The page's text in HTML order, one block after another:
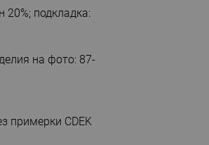
20%; подкладка:
на фото: 87-
примерки CDEK